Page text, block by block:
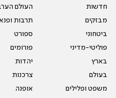
חדשות
מבזקים
ביטחוני
פוליטי-מדיני
בארץ
בעולם
משפט ופלילים
העולם
תרבות
ספורט
פורומים
יהדות
צרכנות
אופנה